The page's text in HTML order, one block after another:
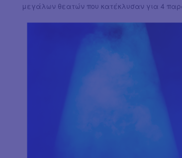
μεγάλων θεατών που κατέκλυσαν για 4